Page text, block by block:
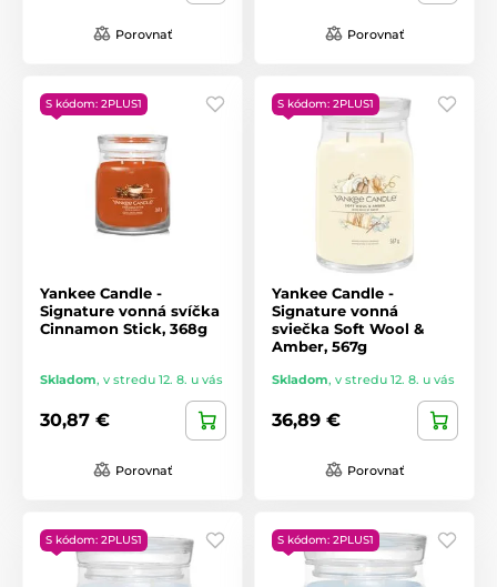
Porovnať Porovnať
S kódom: 2PLUS1
Yankee Candle -
Signature vonná svíčka
Cinnamon Stick, 368g
Skladom, v stredu 12. 8. u vás
30,87 €
Porovnať
S kódom: 2PLUS1
Yankee Candle -
Signature vonná
sviečka Soft Wool &
Amber, 567g
Skladom, v stredu 12. 8. u vás
36,89 €
Porovnať
S kódom: 2PLUS1 S kódom: 2PLUS1